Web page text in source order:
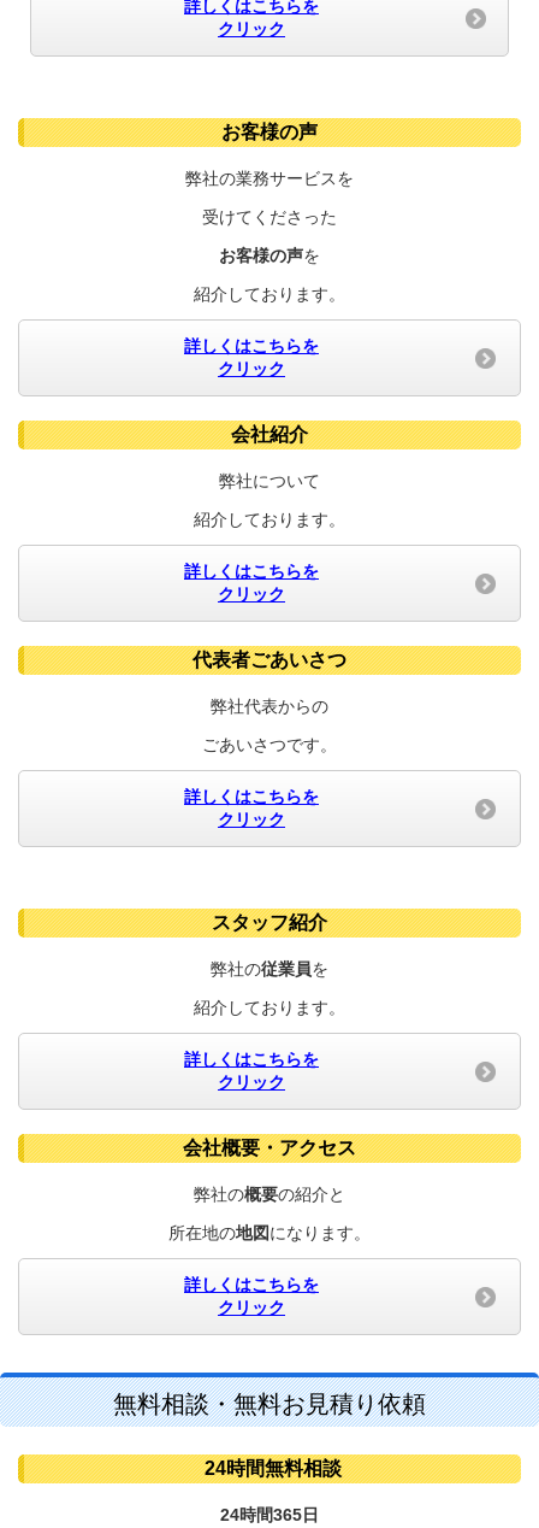
詳しくはこちらを
クリック
お客様の声
弊社の業務サービスを
受けてくださった
お客様の声を
紹介しております。
詳しくはこちらを
クリック
会社紹介
弊社について
紹介しております。
詳しくはこちらを
クリック
代表者ごあいさつ
弊社代表からの
ごあいさつです。
詳しくはこちらを
クリック
スタッフ紹介
弊社の従業員を
紹介しております。
詳しくはこちらを
クリック
会社概要・アクセス
弊社の概要の紹介と
所在地の地図になります。
詳しくはこちらを
クリック
無料相談・無料お見積り依頼
24時間無料相談
24時間365日